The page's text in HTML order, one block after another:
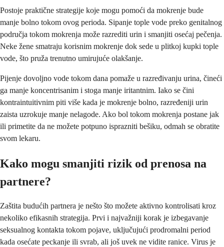
Postoje praktične strategije koje mogu pomoći da mokrenje bude
manje bolno tokom ovog perioda. Sipanje tople vode preko genitalnog
područja tokom mokrenja može razrediti urin i smanjiti osećaj pečenja.
Neke žene smatraju korisnim mokrenje dok sede u plitkoj kupki tople
vode, što pruža trenutno umirujuće olakšanje.
Pijenje dovoljno vode tokom dana pomaže u razređivanju urina, čineći
ga manje koncentrisanim i stoga manje iritantnim. Iako se čini
kontraintuitivnim piti više kada je mokrenje bolno, razređeniji urin
zaista uzrokuje manje nelagode. Ako bol tokom mokrenja postane jak
ili primetite da ne možete potpuno isprazniti bešiku, odmah se obratite
svom lekaru.
Kako mogu smanjiti rizik od prenosa na
partnere?
Zaštita budućih partnera je nešto što možete aktivno kontrolisati kroz
nekoliko efikasnih strategija. Prvi i najvažniji korak je izbegavanje
seksualnog kontakta tokom pojave, uključujući prodromalni period
kada osećate peckanje ili svrab, ali još uvek ne vidite ranice. Virus je